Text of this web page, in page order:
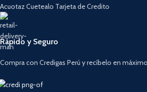
Acuotaz Cuetealo Tarjeta de Credito
Rápido y Seguro
Compra con Credigas Perú y recíbelo en